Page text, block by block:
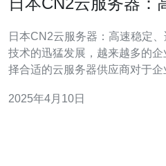
日本CN2云服务器：高速稳定、适合企
技术的迅猛发展，越来越多的
择合适的云服务器供应商对于
案，正受到越来越多企业的青睐。 日本CN2云服务器
2025年4月10日